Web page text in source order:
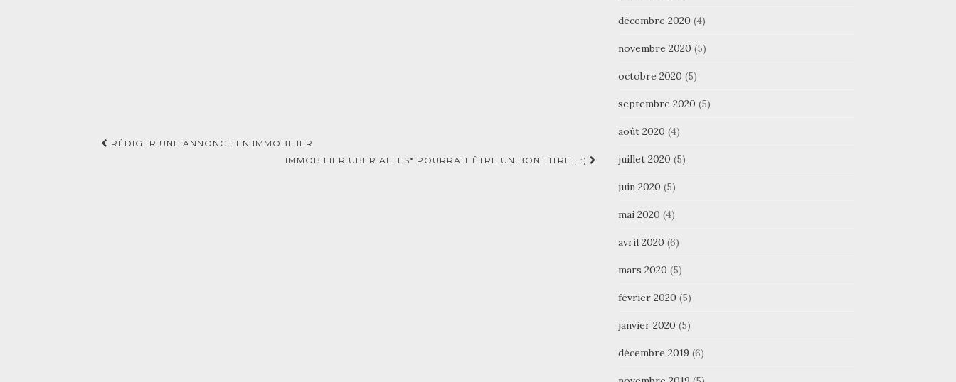
Navigation
RÉDIGER UNE ANNONCE EN IMMOBILIER
IMMOBILIER UBER ALLES* POURRAIT ÊTRE UN BON TITRE… :)
décembre 2020 (4)
novembre 2020 (5)
octobre 2020 (5)
septembre 2020 (5)
août 2020 (4)
juillet 2020 (5)
juin 2020 (5)
mai 2020 (4)
avril 2020 (6)
mars 2020 (5)
février 2020 (5)
janvier 2020 (5)
décembre 2019 (6)